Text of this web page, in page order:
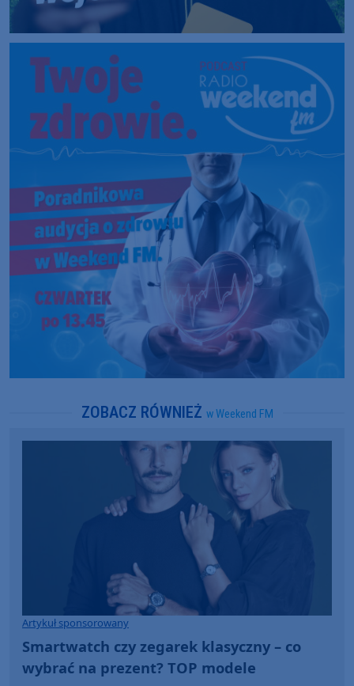
ZOBACZ RÓWNIEŻ w Weekend FM
Artykuł sponsorowany
Smartwatch czy zegarek klasyczny – co
wybrać na prezent? TOP modele